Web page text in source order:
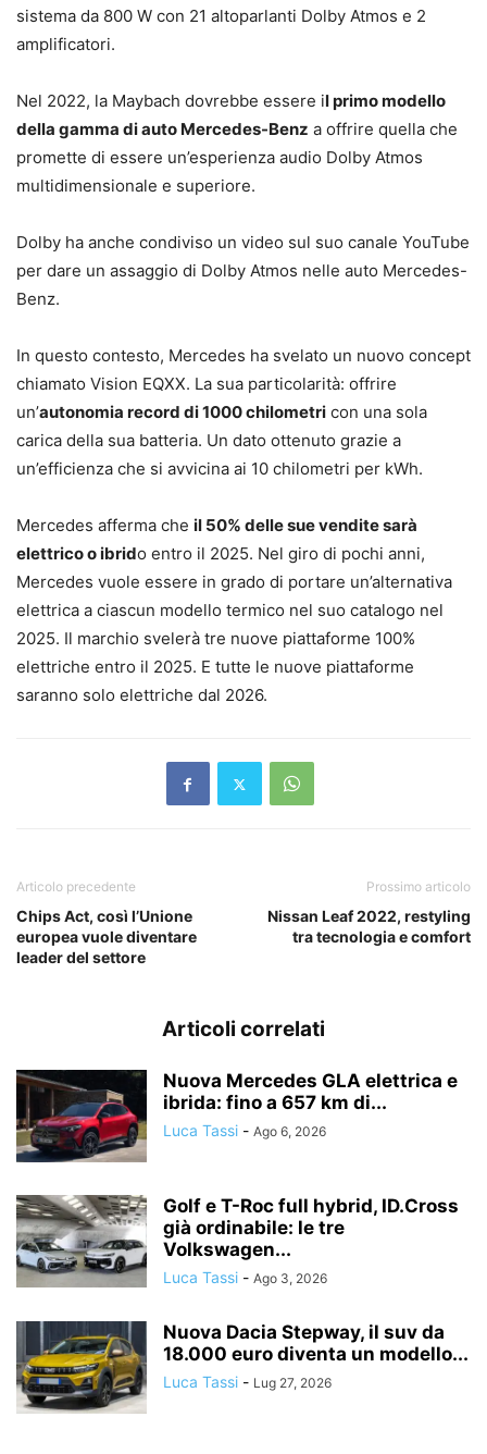
sistema da 800 W con 21 altoparlanti Dolby Atmos e 2
amplificatori.
Nel 2022, la Maybach dovrebbe essere il primo modello
della gamma di auto Mercedes-Benz a offrire quella che
promette di essere un’esperienza audio Dolby Atmos
multidimensionale e superiore.
Dolby ha anche condiviso un video sul suo canale YouTube
per dare un assaggio di Dolby Atmos nelle auto Mercedes-
Benz.
In questo contesto, Mercedes ha svelato un nuovo concept
chiamato Vision EQXX. La sua particolarità: offrire
un’autonomia record di 1000 chilometri con una sola
carica della sua batteria. Un dato ottenuto grazie a
un’efficienza che si avvicina ai 10 chilometri per kWh.
Mercedes afferma che il 50% delle sue vendite sarà
elettrico o ibrido entro il 2025. Nel giro di pochi anni,
Mercedes vuole essere in grado di portare un’alternativa
elettrica a ciascun modello termico nel suo catalogo nel
2025. Il marchio svelerà tre nuove piattaforme 100%
elettriche entro il 2025. E tutte le nuove piattaforme
saranno solo elettriche dal 2026.
Articolo precedente
Chips Act, così l’Unione
europea vuole diventare
leader del settore
Prossimo articolo
Nissan Leaf 2022, restyling
tra tecnologia e comfort
Articoli correlati
Nuova Mercedes GLA elettrica e
ibrida: fino a 657 km di...
Luca Tassi - Ago 6, 2026
Golf e T-Roc full hybrid, ID.Cross
già ordinabile: le tre
Volkswagen...
Luca Tassi - Ago 3, 2026
Nuova Dacia Stepway, il suv da
18.000 euro diventa un modello...
Luca Tassi - Lug 27, 2026